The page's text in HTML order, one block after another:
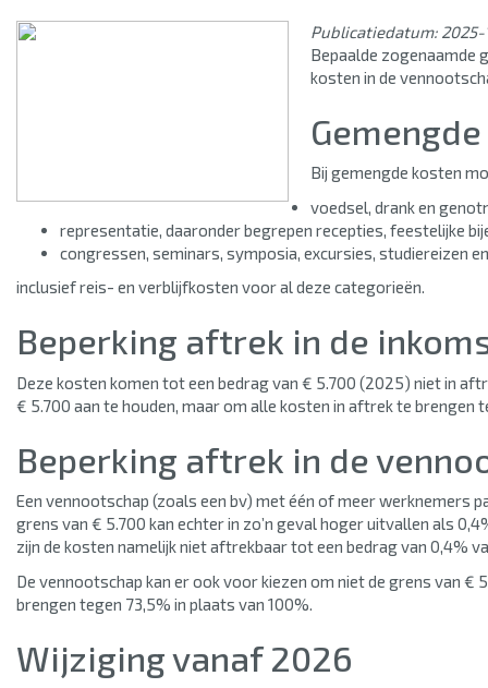
Publicatiedatum:
Bepaalde zogenaamde
kosten in de
Bij gemengde kosten
voedsel, drank en
representatie, daaronder begrepen recepties, feestelijke
congressen, seminars, symposia, excursies, studiereizen
inclusief reis- en verblijfkosten voor al deze categorieën.
Beperking aftrek in de
Deze kosten komen tot een bedrag van € 5.700 (2025) niet in
€ 5.700 aan te houden, maar om alle kosten in aftrek te brengen
Beperking aftrek in de
Een vennootschap (zoals een bv) met één of meer werknemers
grens van € 5.700 kan echter in zo’n geval hoger uitvallen als
zijn de kosten namelijk niet aftrekbaar tot een bedrag van 0,4%
De vennootschap kan er ook voor kiezen om niet de grens van
brengen tegen 73,5% in plaats van 100%.
Wijziging vanaf 2026